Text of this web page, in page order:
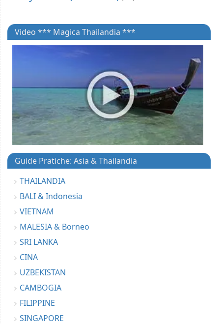
Video *** Magica Thailandia ***
Guide Pratiche: Asia & Thailandia
THAILANDIA
BALI & Indonesia
VIETNAM
MALESIA & Borneo
SRI LANKA
CINA
UZBEKISTAN
CAMBOGIA
FILIPPINE
SINGAPORE